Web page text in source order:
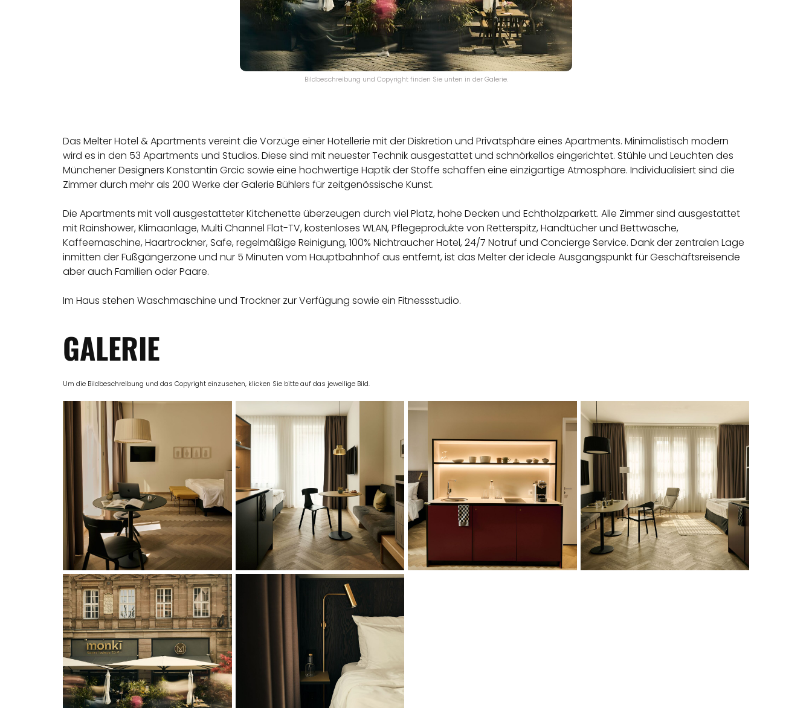
Bildbeschreibung und Copyright finden Sie unten in der Galerie.
Das Melter Hotel & Apartments vereint die Vorzüge einer Hotellerie mit der Diskretion und Privatsphäre eines Apartments. Minimalistisch modern
wird es in den 53 Apartments und Studios. Diese sind mit neuester Technik ausgestattet und schnörkellos eingerichtet. Stühle und Leuchten des
Münchener Designers Konstantin Grcic sowie eine hochwertige Haptik der Stoffe schaffen eine einzigartige Atmosphäre. Individualisiert sind die
Zimmer durch mehr als 200 Werke der Galerie Bühlers für zeitgenössische Kunst.
Die Apartments mit voll ausgestatteter Kitchenette überzeugen durch viel Platz, hohe Decken und Echtholzparkett. Alle Zimmer sind ausgestattet
mit Rainshower, Klimaanlage, Multi Channel Flat-TV, kostenloses WLAN, Pflegeprodukte von Retterspitz, Handtücher und Bettwäsche,
Kaffeemaschine, Haartrockner, Safe, regelmäßige Reinigung, 100% Nichtraucher Hotel, 24/7 Notruf und Concierge Service. Dank der zentralen Lage
inmitten der Fußgängerzone und nur 5 Minuten vom Hauptbahnhof aus entfernt, ist das Melter der ideale Ausgangspunkt für Geschäftsreisende
aber auch Familien oder Paare.
Im Haus stehen Waschmaschine und Trockner zur Verfügung sowie ein Fitnessstudio.
GALERIE
Um die Bildbeschreibung und das Copyright einzusehen, klicken Sie bitte auf das jeweilige Bild.